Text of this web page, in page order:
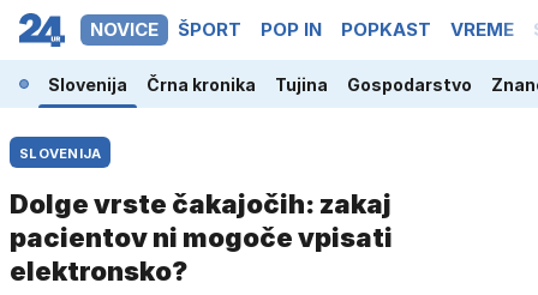
NOVICE ŠPORT POP IN POPKAST VREME
Slovenija Črna kronika Tujina Gospodarstvo
SLOVENIJA
Dolge vrste čakajočih: zakaj
pacientov ni mogoče vpisati
elektronsko?